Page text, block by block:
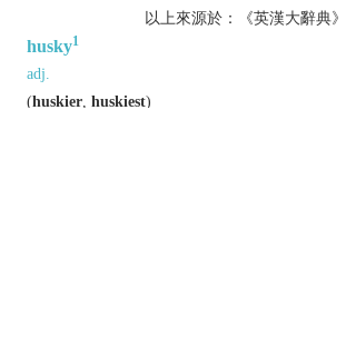
以上來源於：《英漢大辭典》
husky1
adj.
(huskier, huskiest)